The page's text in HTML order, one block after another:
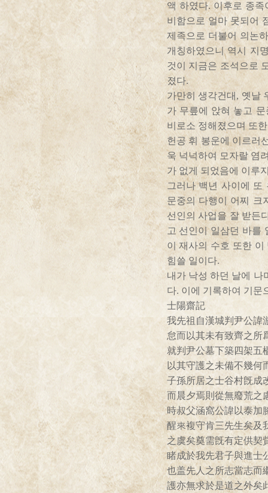
액 하였다. 이후로 종
비함으로 얼마 못되어
제족으로 더불어 의논
개칭하였으니 역시 지
것이 지금은 조석으로
졌다.
가만히 생각건대, 옛날
가 무릎에 앉혀 놓고
비로소 정해졌으며 또
헌공 휘 봉운에 이르러
욱 넉넉하여 모자랄 염
가 없게 되었음에 이루
그러나 백년 사이에 또
문중의 다행이 어찌 크
선인의 사업을 잘 받든
고 선인이 일삼던 바를
이 재사의 수호 또한
힘쓸 일이다.
내가 낙성 하던 날에 나
다. 이에 기록하여 기문
士陽齋記
我先祖自漢城判尹公諱
怠而以其未有致齊之所
就判尹公墓下築四架五
以其守護之未備不幾
子孫所居之士谷村旣成
而晨夕焉則從無廢荒之
時叔父涵窩公諱以泰加
醒來複守肯三先生矣及
之虞矣奠需旣有定供契
睹成於我先君子與進士
也盖先人之所志當志而
護亦無求於是道之外矣